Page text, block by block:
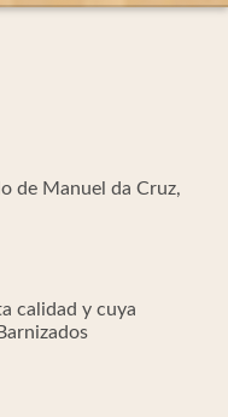
de Manuel da Cruz,
calidad y cuya